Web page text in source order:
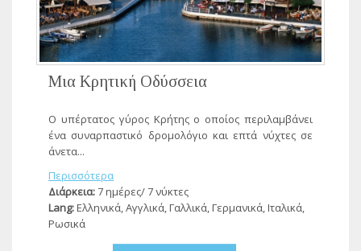
Μια Κρητική Οδύσσεια
Ο υπέρτατος γύρος Κρήτης ο οποίος περιλαμβάνει
ένα συναρπαστικό δρομολόγιο και επτά νύχτες σε
άνετα...
Περισσότερα
Διάρκεια:7 ημέρες/ 7 νύκτες
Lang:Ελληνικά, Αγγλικά, Γαλλικά, Γερμανικά, Ιταλικά,
Ρωσικά